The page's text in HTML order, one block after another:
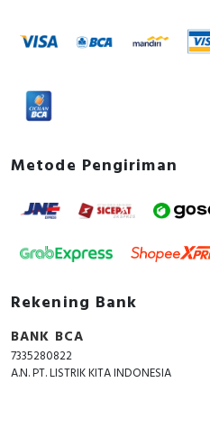
Metode Pengiriman
Rekening Bank
BANK BCA
7335280822
A.N. PT. LISTRIK KITA INDONESIA